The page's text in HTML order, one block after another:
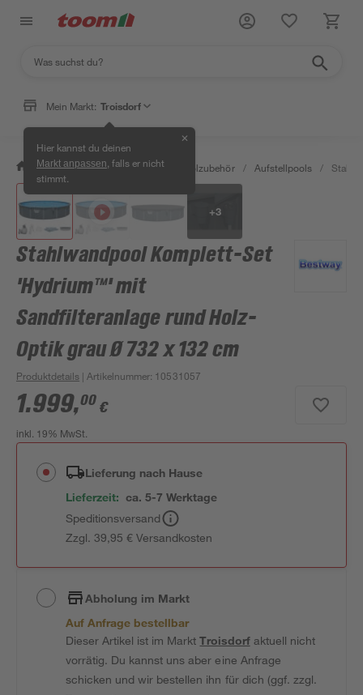
Mein Markt: Troisdorf
Hier kannst du deinen
Markt anpassen , falls er nicht
stimmt.
✕
/ Garten & Freizeit / Pools & Poolzubehör / Aufstellpools /
+3
Stahlwandpool Komplett-Set
'Hydrium™' mit
Sandfilteranlage rund Holz-
Optik grau Ø 732 x 132 cm
Produktdetails | Artikelnummer: 10531057
1.999,00 €
inkl. 19% MwSt.
Lieferung nach Hause
Lieferzeit: ca. 5-7 Werktage
Speditionsversand
Zzgl. 39,95 € Versandkosten
Abholung im Markt
Auf Anfrage bestellbar
Dieser Artikel ist im MarktTroisdorfaktuell nicht
vorrätig. Du kannst uns aber eine Anfrage
schicken und wir bestellen ihn für dich (ggf. zzgl.